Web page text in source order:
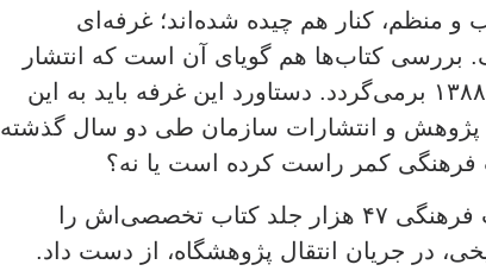
و منظم، کنار هم چیده شده‌اند؛ غرفه‌ای
بررسی کتاب‌ها هم گویای آن است که انتشار
بیشتر آن‌ها به سال‌های قبل از ۱۳۸۸ برمی‌گردد. دستاورد این غرفه باید به این
و انتشارات سازمان طی دو سال گذشته
فرهنگی کمر راست کرده است یا نه؟
در مهر ۱۳۹۲، پژوهشگاه میراث فرهنگی ۴۷ هزار جلد کتاب تخصصی‌اش را
در جریان انتقال پژوهشگاه، از دست داد.